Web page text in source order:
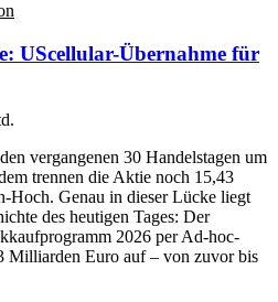
UScellular-Übernahme für
vergangenen 30 Handelstagen um
trennen die Aktie noch 15,43
Hoch. Genau in dieser Lücke liegt
des heutigen Tages: Der
2026 per Ad-hoc-
Milliarden Euro auf – von zuvor bis